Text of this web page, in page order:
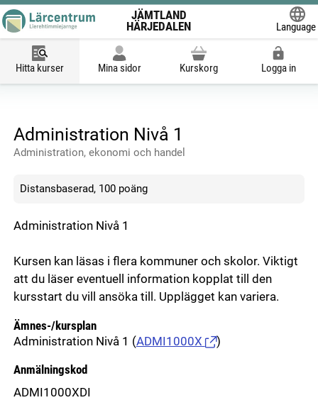
JÄMTLAND
HÄRJEDALEN
Language
Hitta kurser Mina sidor Kurskorg Logga in
Administration Nivå 1
Administration, ekonomi och handel
Distansbaserad, 100 poäng
Administration Nivå 1
Kursen kan läsas i flera kommuner och skolor. Viktigt
att du läser eventuell information kopplat till den
kursstart du vill ansöka till. Upplägget kan variera.
Ämnes-/kursplan
Administration Nivå 1 (ADMI1000X )
Anmälningskod
ADMI1000XDI